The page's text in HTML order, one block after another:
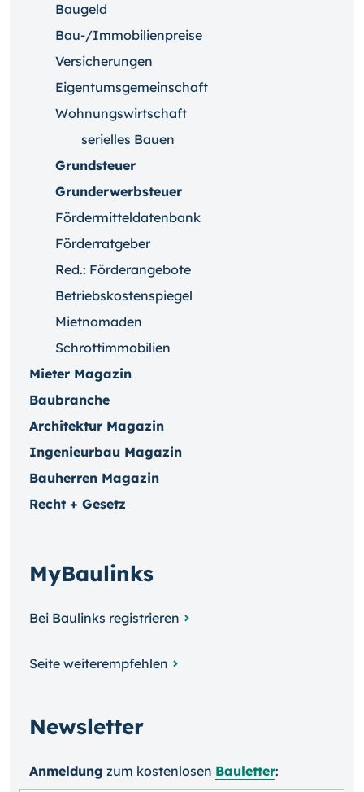
Baugeld
Bau-/Immobilienpreise
Versicherungen
Eigentumsgemeinschaft
Wohnungswirtschaft
serielles Bauen
Grundsteuer
Grunderwerbsteuer
Fördermitteldatenbank
Förderratgeber
Red.: Förderangebote
Betriebskostenspiegel
Mietnomaden
Schrottimmobilien
Mieter Magazin
Baubranche
Architektur Magazin
Ingenieurbau Magazin
Bauherren Magazin
Recht + Gesetz
MyBaulinks
Bei Baulinks registrieren
Seite weiterempfehlen
Newsletter
Anmeldung zum kosten­losen Bauletter: